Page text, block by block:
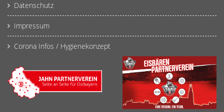
Datenschutz
Impressum
Corona Infos / Hygienekonzept